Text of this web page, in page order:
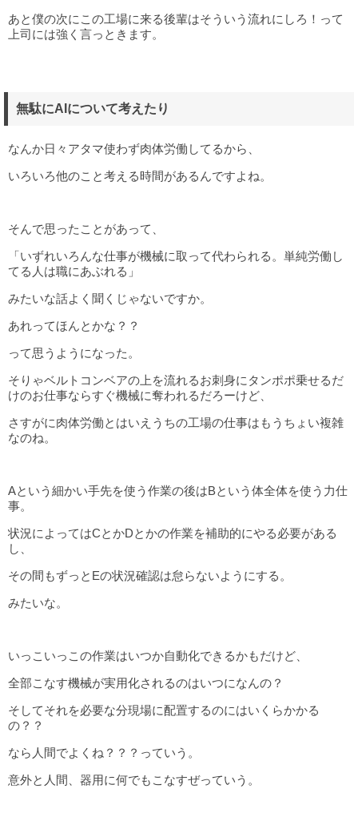
あと僕の次にこの工場に来る後輩はそういう流れにしろ！って
上司には強く言っときます。
無駄にAIについて考えたり
なんか日々アタマ使わず肉体労働してるから、
いろいろ他のこと考える時間があるんですよね。
そんで思ったことがあって、
「いずれいろんな仕事が機械に取って代わられる。単純労働し
てる人は職にあぶれる」
みたいな話よく聞くじゃないですか。
あれってほんとかな？？
って思うようになった。
そりゃベルトコンベアの上を流れるお刺身にタンポポ乗せるだ
けのお仕事ならすぐ機械に奪われるだろーけど、
さすがに肉体労働とはいえうちの工場の仕事はもうちょい複雑
なのね。
Aという細かい手先を使う作業の後はBという体全体を使う力仕
事。
状況によってはCとかDとかの作業を補助的にやる必要がある
し、
その間もずっとEの状況確認は怠らないようにする。
みたいな。
いっこいっこの作業はいつか自動化できるかもだけど、
全部こなす機械が実用化されるのはいつになんの？
そしてそれを必要な分現場に配置するのにはいくらかかる
の？？
なら人間でよくね？？？っていう。
意外と人間、器用に何でもこなすぜっていう。